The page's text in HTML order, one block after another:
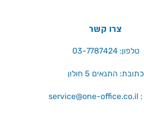
צרו קשר
טלפון: 03-7787424
כתובת: התנאים 5 חולון